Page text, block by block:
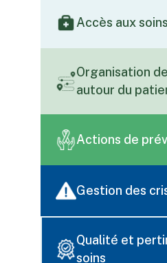
Accès aux soins
Organisation
autour du
Actions de
Gestion des
Qualité et
soins